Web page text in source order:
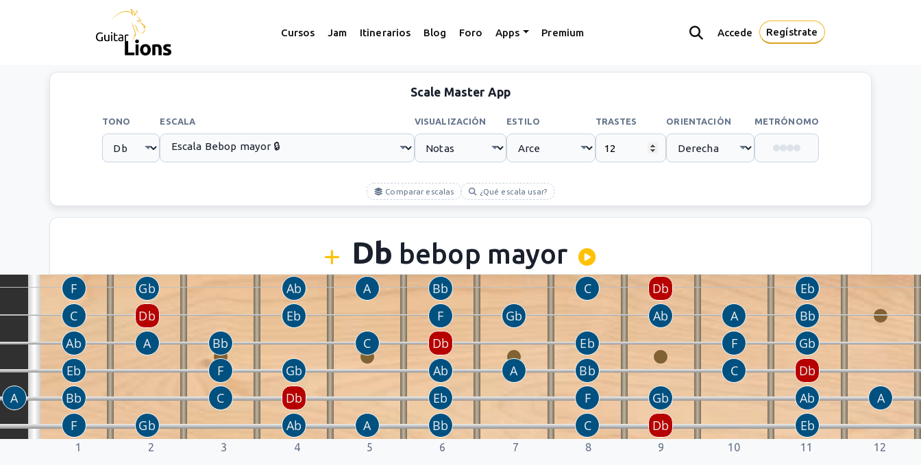
Cursos Jam Itinerarios Blog Foro Apps Premium Accede Regístrate
Scale Master App
TONO ESCALA VISUALIZACIÓN ESTILO TRASTES ORIENTACIÓN METRÓNOMO
Comparar escalas ¿Qué escala usar?
Db bebop mayor
1 2 3 4 5 6 7 8 9 10 11 12